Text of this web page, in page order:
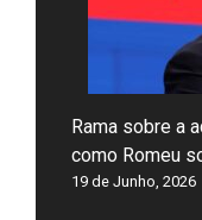
Rama sobre a
como Romeu
19 de Junho, 2026